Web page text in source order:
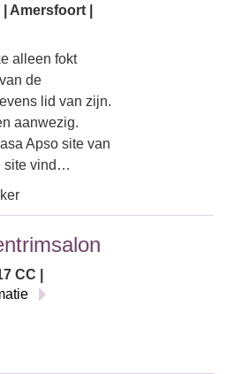
Amersfoort |
alleen fokt
de
lid van zijn.
aanwezig.
Apso site van
site vind…
CC |